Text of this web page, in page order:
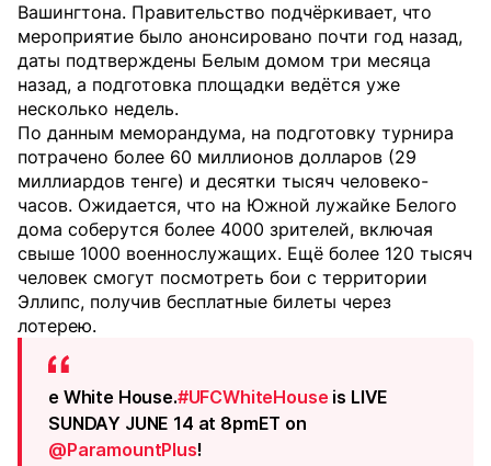
Вашингтона. Правительство подчёркивает, что
мероприятие было анонсировано почти год назад,
даты подтверждены Белым домом три месяца
назад, а подготовка площадки ведётся уже
несколько недель.
По данным меморандума, на подготовку турнира
потрачено более 60 миллионов долларов (29
миллиардов тенге) и десятки тысяч человеко-
часов. Ожидается, что на Южной лужайке Белого
дома соберутся более 4000 зрителей, включая
свыше 1000 военнослужащих. Ещё более 120 тысяч
человек смогут посмотреть бои с территории
Эллипс, получив бесплатные билеты через
лотерею.
e White House.#UFCWhiteHouse is LIVE
SUNDAY JUNE 14 at 8pmET on
@ParamountPlus!